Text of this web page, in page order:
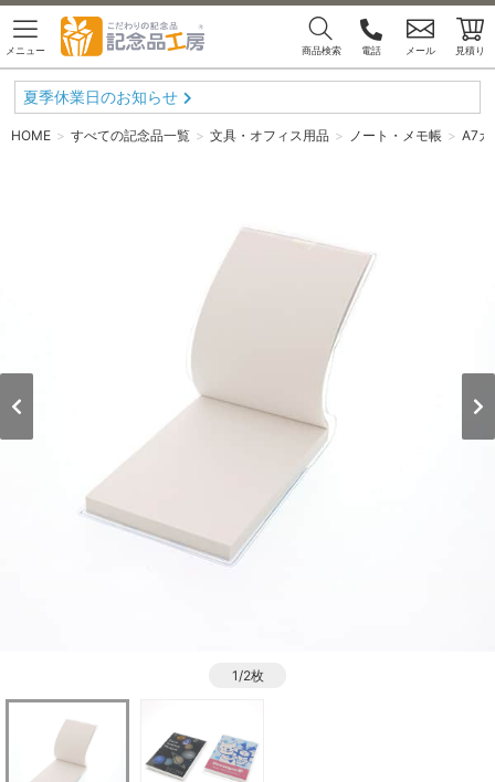
メニュー 商品検索 電話 メール 見積り
夏季休業日のお知らせ
HOME すべての記念品一覧 文具・オフィス用品 ノート・メモ帳 A7カ
1/2枚